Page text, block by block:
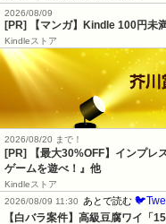
2026/08/09
[PR] 【マンガ】Kindle 100円未
Kindleストア
2026/08/20 まで！
[PR]
【最大30%OFF】インプ
ゲームを遊べ！』他
Kindleストア
2026/08/09 11:30 あとで読む
【白バラ案件】高級豆腐ワイ「